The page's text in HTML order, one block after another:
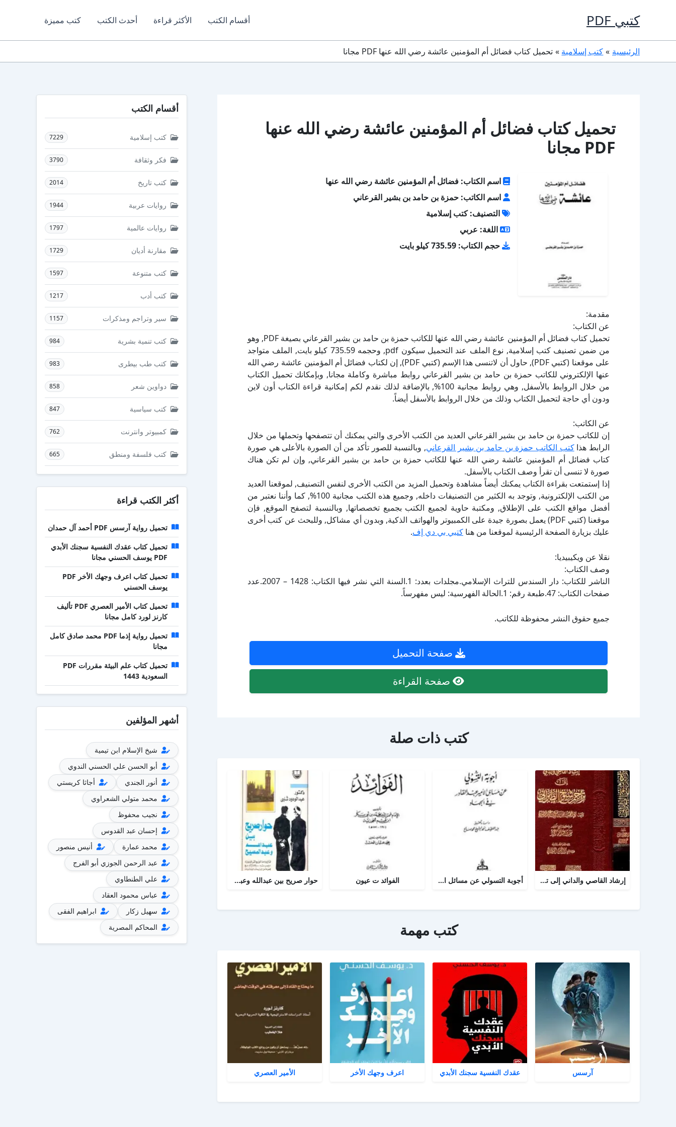
كتبي PDF أقسام الكتب الأكثر قراءة أحدث الكتب كتب مميزة
الرئيسية كتب إسلامية تحميل كتاب فضائل أم المؤمنين عائشة رضي الله عنها PDF مجانا
تحميل كتاب فضائل أم المؤمنين عائشة رضي الله عنها
PDF مجانا
اسم الكتاب: فضائل أم المؤمنين عائشة رضي الله عنها
اسم الكاتب: حمزة بن حامد بن بشير القرعاني
التصنيف: كتب إسلامية
اللغة: عربي
حجم الكتاب: 735.59 كيلو بايت
مقدمة:
عن الكتاب:
تحميل كتاب فضائل أم المؤمنين عائشة رضي الله عنها للكاتب حمزة بن حامد بن بشير القرعاني بصيغة PDF, وهو
من ضمن تصنيف كتب إسلامية, نوع الملف عند التحميل سيكون pdf, وحجمه 735.59 كيلو بايت, الملف متواجد
على موقعنا (كتبي PDF), حاول أن لاتنسى هذا الإسم (كتبي PDF), إن لكتاب فضائل أم المؤمنين عائشة رضي الله
عنها الإلكتروني للكاتب حمزة بن حامد بن بشير القرعاني روابط مباشرة وكاملة مجانا, وبإمكانك تحميل الكتاب
من خلال الروابط بالأسفل, وهي روابط مجانية 100%, بالإضافة لذلك نقدم لكم إمكانية قراءة الكتاب أون لاين
ودون أي حاجة لتحميل الكتاب وذلك من خلال الروابط بالأسفل أيضاً.
عن الكاتب:
إن للكاتب حمزة بن حامد بن بشير القرعاني العديد من الكتب الأخرى والتي يمكنك أن تتصفحها وتحملها من خلال
الرابط هذاكتب الكاتب حمزة بن حامد بن بشير القرعاني, وبالنسبة للصور تأكد من أن الصورة بالأعلى هي صورة
كتاب فضائل أم المؤمنين عائشة رضي الله عنها للكاتب حمزة بن حامد بن بشير القرعاني, وإن لم تكن هناك
صورة لا تنسى أن تقرأ وصف الكتاب بالأسفل.
إذا إستمتعت بقراءة الكتاب يمكنك أيضاً مشاهدة وتحميل المزيد من الكتب الأخرى لنفس التصنيف, لموقعنا العديد
من الكتب الإلكترونية, وتوجد به الكثير من التصنيفات داخله, وجميع هذه الكتب مجانية 100%, كما وأننا نعتبر من
أفضل مواقع الكتب على الإطلاق, ومكتبة حاوية لجميع الكتب بجميع تخصصاتها, وبالنسبة لتصفح الموقع, فإن
موقعنا (كتبي PDF) يعمل بصورة جيدة على الكمبيوتر والهواتف الذكية, وبدون أي مشاكل, وللبحث عن كتب أخرى
عليك بزيارة الصفحة الرئيسية لموقعنا من هنا كتبي بي دي إف.
نقلا عن ويكيبيديا:
وصف الكتاب:
الناشر للكتاب: دار السندس للتراث الإسلامي.مجلدات بعدد: 1.السنة التي نشر فيها الكتاب: 1428 – 2007.عدد
صفحات الكتاب: 47.طبعة رقم: 1.الحالة الفهرسية: ليس مفهرساً.
جميع حقوق النشر محفوظة للكاتب.
صفحة التحميل
صفحة القراءة
كتب ذات صلة
إرشاد القاصي والداني إلى تراجم شيوخ الطبراني أجوبة التسولي عن مسائل الأمير عبد القادر في الجهاد الفوائد ت عيون حوار صريح بين عبدالله وعبدالمسيح
كتب مهمة
آرسس عقدك النفسية سجنك الأبدي اعرف وجهك الأخر الأمير العصري
أقسام الكتب
كتب إسلامية 7229
فكر وثقافة 3790
كتب تاريخ 2014
روايات عربية 1944
روايات عالمية 1797
مقارنة أديان 1729
كتب متنوعة 1597
كتب أدب 1217
سير وتراجم ومذكرات 1157
كتب تنمية بشرية 984
كتب طب بيطرى 983
دواوين شعر 858
كتب سياسية 847
كمبيوتر وانترنت 762
كتب فلسفة ومنطق 665
أكثر الكتب قراءة
تحميل رواية آرسس PDF أحمد آل حمدان
تحميل كتاب عقدك النفسية سجنك الأبدي
PDF يوسف الحسني مجانا
تحميل كتاب اعرف وجهك الأخر PDF
يوسف الحسني
تحميل كتاب الأمير العصري PDF تأليف
كارنز لورد كامل مجانا
تحميل رواية إذما PDF محمد صادق كامل
مجانا
تحميل كتاب علم البيئة مقررات PDF
السعودية 1443
أشهر المؤلفين
شيخ الإسلام ابن تيمية
أبو الحسن علي الحسني الندوي
أنور الجندي
أجاثا كريستي
محمد متولي الشعراوي
نجيب محفوظ
إحسان عبد القدوس
محمد عمارة
أنيس منصور
عبد الرحمن الجوزي أبو الفرج
علي الطنطاوي
عباس محمود العقاد
سهيل زكار
ابراهيم الفقى
المحاكم المصرية